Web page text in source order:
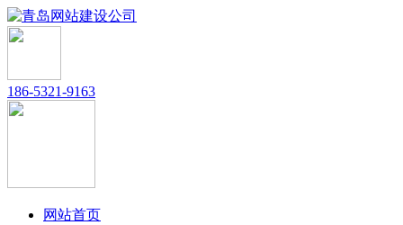
186-5321-9163
网站首页